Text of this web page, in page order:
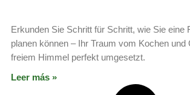
Erkunden Sie Schritt für Schritt, wie Sie eine
planen können – Ihr Traum vom Kochen und
freiem Himmel perfekt umgesetzt.
Leer más »